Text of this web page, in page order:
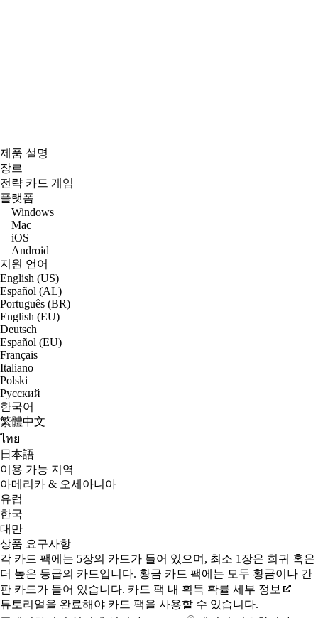
제품 설명
장르
전략 카드 게임
플랫폼
Windows
Mac
iOS
Android
지원 언어
English (US)
Español (AL)
Português (BR)
English (EU)
Deutsch
Español (EU)
Français
Italiano
Polski
Русский
한국어
繁體中文
ไทย
日本語
이용 가능 지역
아메리카 & 오세아니아
유럽
한국
대만
상품 요구사항
각 카드 팩에는 5장의 카드가 들어 있으며, 최소 1장은 희귀 혹은
더 높은 등급의 카드입니다. 황금 카드 팩에는 모두 황금이나 간
판 카드가 들어 있습니다. 카드 팩 내 획득 확률 세부 정보
튜토리얼을 완료해야 카드 팩을 사용할 수 있습니다.